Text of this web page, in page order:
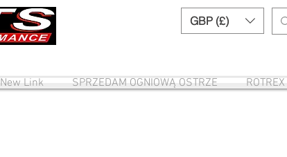
GBP (£)
New Link SPRZEDAM OGNIOWĄ OSTRZE ROTREX